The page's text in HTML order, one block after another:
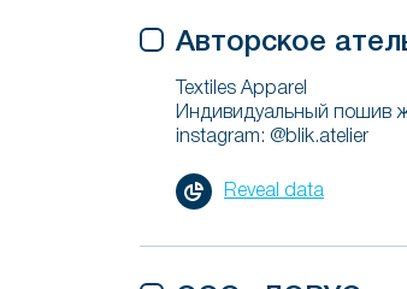
Авторское
Textiles Apparel
Индивидуальный пошив
instagram: @blik.atelier
Reveal data